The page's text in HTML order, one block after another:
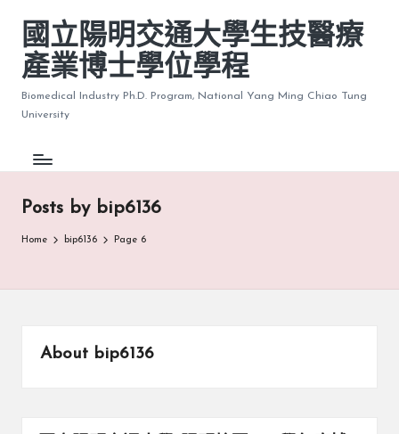
國立陽明交通大學生技醫療
產業博士學位學程
Biomedical Industry Ph.D. Program, National Yang Ming Chiao Tung
University
Posts by bip6136
Home bip6136 Page 6
About bip6136